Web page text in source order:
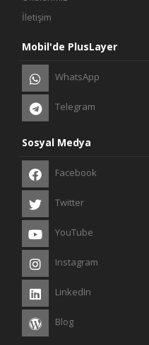
İletişim
Mobil'de PlusLayer
WhatsApp
Telegram
Sosyal Medya
Facebook
Twitter
YouTube
Instagram
LinkedIn
Blog